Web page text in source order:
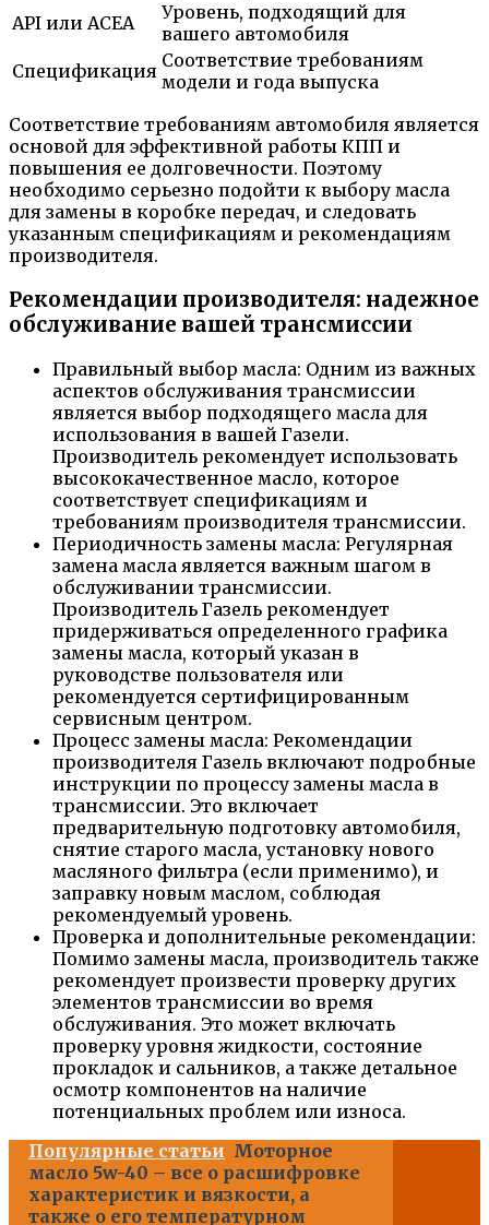
API или ACEA
Уровень, подходящий для
вашего автомобиля
Спецификация Соответствие требованиям
модели и года выпуска
Соответствие требованиям автомобиля является
основой для эффективной работы КПП и
повышения ее долговечности. Поэтому
необходимо серьезно подойти к выбору масла
для замены в коробке передач, и следовать
указанным спецификациям и рекомендациям
производителя.
Рекомендации производителя: надежное
обслуживание вашей трансмиссии
Правильный выбор масла: Одним из важных
аспектов обслуживания трансмиссии
является выбор подходящего масла для
использования в вашей Газели.
Производитель рекомендует использовать
высококачественное масло, которое
соответствует спецификациям и
требованиям производителя трансмиссии.
Периодичность замены масла: Регулярная
замена масла является важным шагом в
обслуживании трансмиссии.
Производитель Газель рекомендует
придерживаться определенного графика
замены масла, который указан в
руководстве пользователя или
рекомендуется сертифицированным
сервисным центром.
Процесс замены масла: Рекомендации
производителя Газель включают подробные
инструкции по процессу замены масла в
трансмиссии. Это включает
предварительную подготовку автомобиля,
снятие старого масла, установку нового
масляного фильтра (если применимо), и
заправку новым маслом, соблюдая
рекомендуемый уровень.
Проверка и дополнительные рекомендации:
Помимо замены масла, производитель также
рекомендует произвести проверку других
элементов трансмиссии во время
обслуживания. Это может включать
проверку уровня жидкости, состояние
прокладок и сальников, а также детальное
осмотр компонентов на наличие
потенциальных проблем или износа.
Популярные статьи Моторное
масло 5w-40 – все о расшифровке
характеристик и вязкости, а
также о его температурном